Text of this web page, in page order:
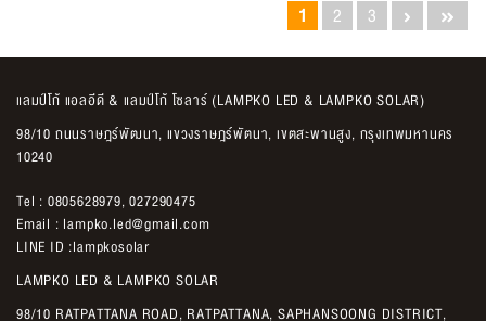
1 2 3
แลมป์โก้ แอลอีดี & แลมป์โก้ โซลาร์ (LAMPKO LED & LAMPKO SOLAR)
98/10 ถนนราษฎร์พัฒนา, แขวงราษฎร์พัตนา, เขตสะพานสูง, กรุงเทพมหานคร
10240
Tel : 0805628979,027290475
Email : lampko.led@gmail.com
LINE ID :lampkosolar
LAMPKO LED & LAMPKO SOLAR
98/10 RATPATTANA ROAD, RATPATTANA, SAPHANSOONG DISTRICT,